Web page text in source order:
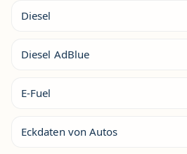
Diesel
Diesel AdBlue
E-Fuel
Eckdaten von Autos